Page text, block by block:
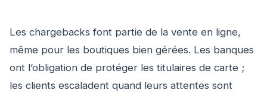
Les chargebacks font partie de la vente en ligne,
même pour les boutiques bien gérées. Les banques
ont l’obligation de protéger les titulaires de carte ;
les clients escaladent quand leurs attentes sont